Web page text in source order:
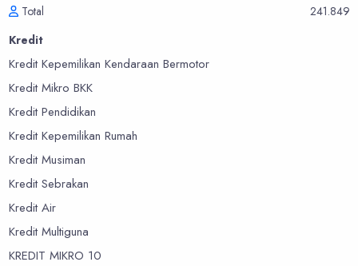
Total
241.849
Kredit
Kredit Kepemilikan Kendaraan Bermotor
Kredit Mikro BKK
Kredit Pendidikan
Kredit Kepemilikan Rumah
Kredit Musiman
Kredit Sebrakan
Kredit Air
Kredit Multiguna
KREDIT MIKRO 10